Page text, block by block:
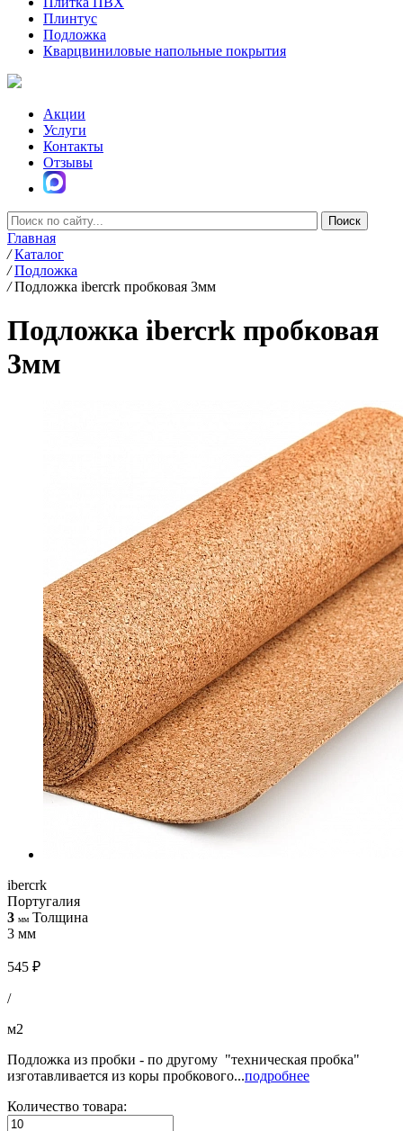
Плинтус
Подложка
Кварцвиниловые напольные покрытия
Акции
Услуги
Контакты
Отзывы
Главная
/ Каталог
/ Подложка
/ Подложка ibercrk пробковая 3мм
Подложка ibercrk пробковая
3мм
ibercrk
Португалия
3 мм Толщина
3 мм
545 ₽
/
м2
Подложка из пробки - по другому "техническая пробка"
изготавливается из коры пробкового...подробнее
Количество товара: